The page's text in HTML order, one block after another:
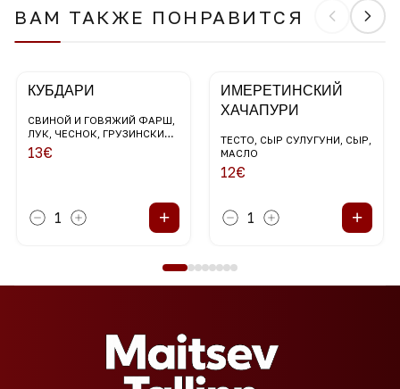
ВАМ ТАКЖЕ ПОНРАВИТСЯ
КУБДАРИ
СВИНОЙ И ГОВЯЖИЙ ФАРШ,
ЛУК, ЧЕСНОК, ГРУЗИНСКИЕ
СПЕЦИИ, ЗЕРНА ГРАНАТА,
ЗЕЛЕНЬ
13€
1 +
ИМЕРЕТИНСКИЙ
ХАЧАПУРИ
ТЕСТО, СЫР СУЛУГУНИ, СЫР,
МАСЛО
12€
1 +